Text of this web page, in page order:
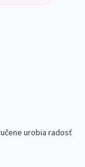
urobia radosť